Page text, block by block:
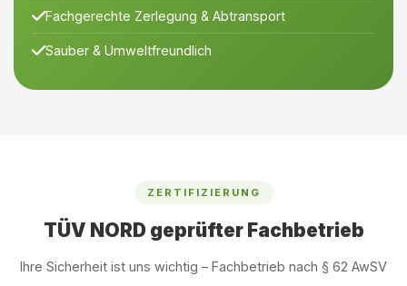
Fachgerechte Zerlegung & Abtransport
Sauber & Umweltfreundlich
ZERTIFIZIERUNG
TÜV NORD geprüfter Fachbetrieb
Ihre Sicherheit ist uns wichtig – Fachbetrieb nach § 62 AwSV